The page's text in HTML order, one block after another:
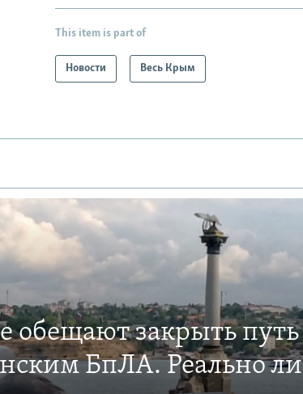
This item is part of
Новости Весь Крым
обещают закрыть путь
БпЛА. Реально ли